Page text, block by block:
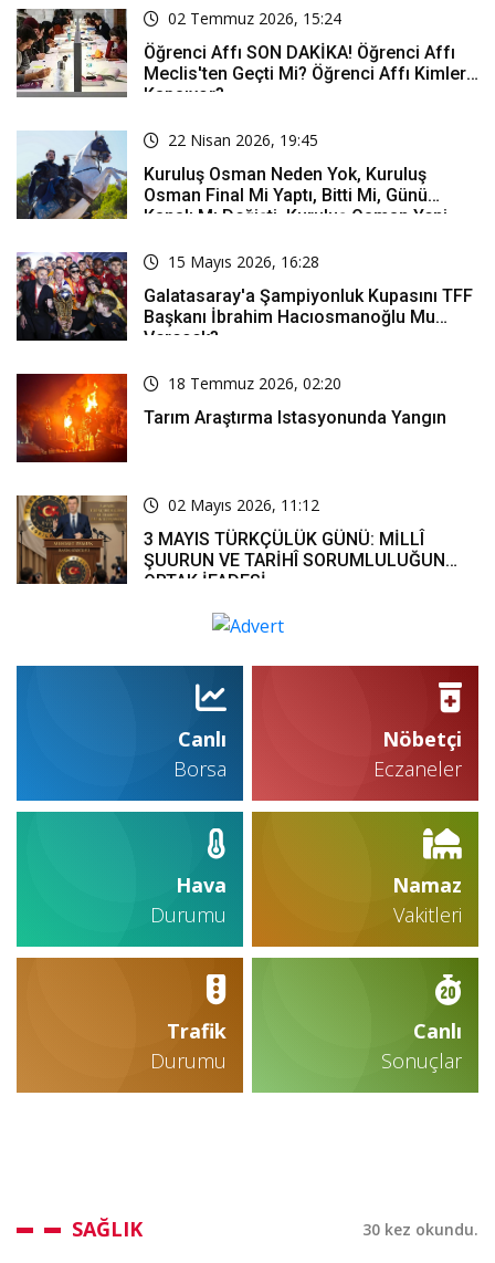
02 Temmuz 2026, 15:24
Öğrenci Affı SON DAKİKA! Öğrenci Affı
Meclis'ten Geçti Mi? Öğrenci Affı Kimleri
Kapsıyor?
22 Nisan 2026, 19:45
Kuruluş Osman Neden Yok, Kuruluş
Osman Final Mi Yaptı, Bitti Mi, Günü
Kanalı Mı Değişti, Kuruluş Osman Yeni
15 Mayıs 2026, 16:28
Galatasaray'a Şampiyonluk Kupasını TFF
Başkanı İbrahim Hacıosmanoğlu Mu
Verecek?
18 Temmuz 2026, 02:20
Tarım Araştırma Istasyonunda Yangın
02 Mayıs 2026, 11:12
3 MAYIS TÜRKÇÜLÜK GÜNÜ: MİLLÎ
ŞUURUN VE TARİHÎ SORUMLULUĞUN
ORTAK İFADESİ
Canlı
Borsa
Nöbetçi
Eczaneler
Hava
Durumu
Namaz
Vakitleri
Trafik
Durumu
Canlı
Sonuçlar
SAĞLIK 30 kez okundu.